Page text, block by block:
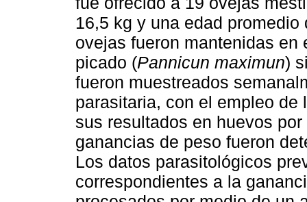
16,5 kg y una edad
ovejas fueron mantenidas
picado (Pannicun maximun)
fueron muestreados
parasitaria, con el empleo de
sus resultados en huevos
ganancias de peso fueron
Los datos parasitológicos
correspondientes a la